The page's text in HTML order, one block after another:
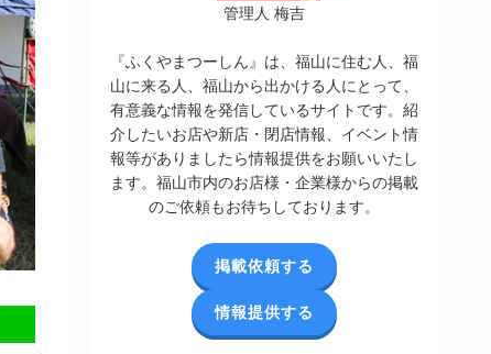
管理人 梅吉
『ふくやまつーしん』は、福山に住む人、福
山に来る人、福山から出かける人にとって、
有意義な情報を発信しているサイトです。紹
介したいお店や新店・閉店情報、イベント情
報等がありましたら情報提供をお願いいたし
ます。福山市内のお店様・企業様からの掲載
のご依頼もお待ちしております。
掲載依頼する
情報提供する